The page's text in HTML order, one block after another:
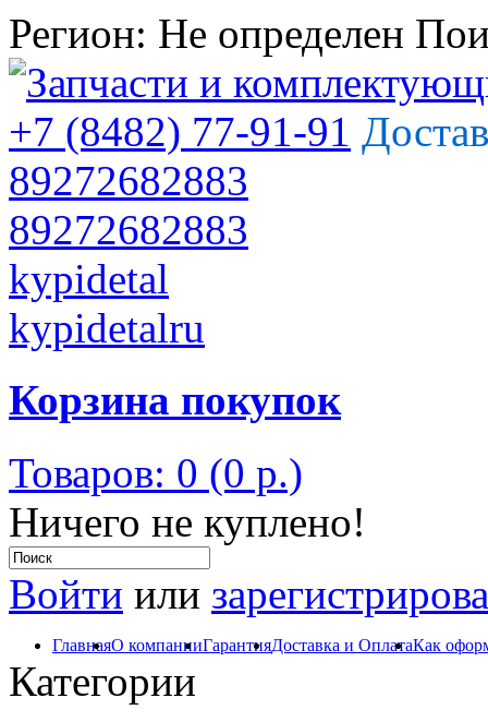
Регион: Не определен
+7 (8482) 77-91-91
89272682883
89272682883
kypidetal
kypidetalru
Корзина покупок
Товаров: 0 (0 р.)
Ничего не куплено!
Войти или
ГлавнаяО компанииГарантияДоставка и ОплатаКак
Категории